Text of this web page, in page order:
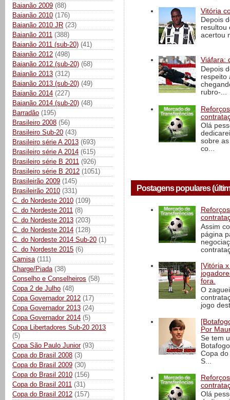
Baianão 2009 (88)
Baianão 2010 (176)
Baianão 2010 JR (23)
Baianão 2011 (388)
Baianão 2011 (sub-20) (41)
Baianão 2012 (498)
Baianão 2012 (sub-20) (68)
Baianão 2013 (312)
Baianão 2013 (sub-20) (49)
Baianão 2014 (227)
Baianão 2014 (sub-20) (48)
Barradão (195)
Brasileiro 2008 (56)
Brasileiro Sub-20 (43)
Brasileiro série A 2013 (693)
Brasileiro série A 2014 (615)
Brasileiro série B 2011 (926)
Brasileiro série B 2012 (1051)
Brasileirão 2009 (145)
Brasileirão 2010 (331)
C. do Nordeste 2010 (109)
C. do Nordeste 2011 (8)
C. do Nordeste 2013 (203)
C. do Nordeste 2014 (128)
C. do Nordeste 2014 Sub-20 (1)
C. do Nordeste 2015 (6)
Camisa (111)
Charge/Piada (38)
Conselho e Conselheiros (58)
Copa 2 de Julho (48)
Copa Governador 2012 (17)
Copa Governador 2013 (24)
Copa Governador 2014 (5)
Copa Libertadores Sub-20 2013
(5)
Copa São Paulo Junior (93)
Copa do Brasil 2008 (3)
Copa do Brasil 2009 (30)
Copa do Brasil 2010 (156)
Copa do Brasil 2011 (31)
Copa do Brasil 2012 (157)
Vitória
Depois
resultou
acertou
Viáfara:
Depois
respeito
rubro-...
Olá
sobre
co...
Postagens populares
Assim
página
[Vitória
fora.
O
jogo
Por
Se tem
Copa
S...
Olá